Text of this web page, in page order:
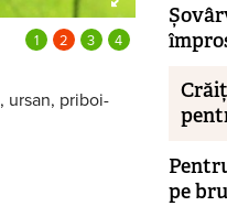
ursan, priboi-
pe